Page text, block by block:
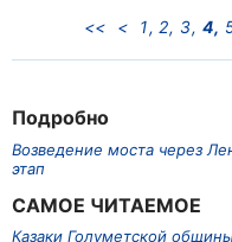
Подробно
Возведение моста через
этап
САМОЕ ЧИТАЕМОЕ
Казаки Голуметской
<< < 1 2 3 4